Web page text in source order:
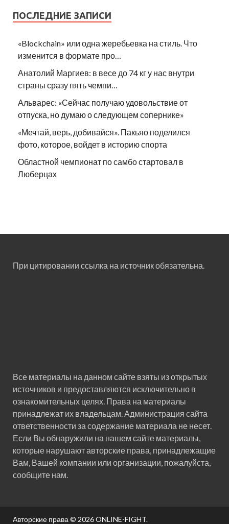
ПОСЛЕДНИЕ ЗАПИСИ
«Blockchain» или одна жеребьевка на стиль. Что
изменится в формате про…
Анатолий Маргиев: в весе до 74 кг у нас внутри
страны сразу пять чемпи…
Альварес: «Сейчас получаю удовольствие от
отпуска, но думаю о следующем сопернике»
«Мечтай, верь, добивайся». Пакьяо поделился
фото, которое, войдет в историю спорта
Областной чемпионат по самбо стартовал в
Люберцах
При цитировании ссылка на источник обязательна.
Все материалы на данном сайте взяты из открытых
источников и предоставляются исключительно в
ознакомительных целях. Права на материалы
принадлежат их владельцам. Администрация сайта
ответственности за содержание материала не несет.
Если Вы обнаружили на нашем сайте материалы,
которые нарушают авторские права, принадлежащие
Вам, Вашей компании или организации, пожалуйста,
сообщите нам.
Авторские права © 2026ONLINE-FIGHT.